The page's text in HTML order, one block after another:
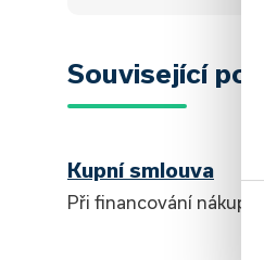
Související
Kupní smlouva
Při financování